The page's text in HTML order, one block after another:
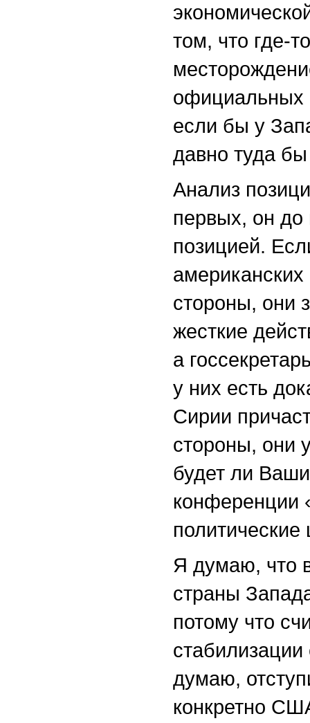
том, что где-
официальных
если бы у
давно туда
Анализ
первых, он до
позицией.
стороны, они
жесткие
а
у них есть
Сирии
стороны, они
будет ли
конференции
Я думаю, что
страны
потому что
думаю,
конкретно